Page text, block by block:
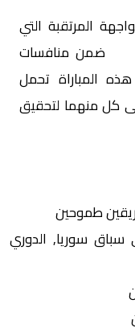
المرتقبة التي
ضمن منافسات
المباراة تحمل
كل منهما لتحقيق
طموحين
سوريا, الدوري